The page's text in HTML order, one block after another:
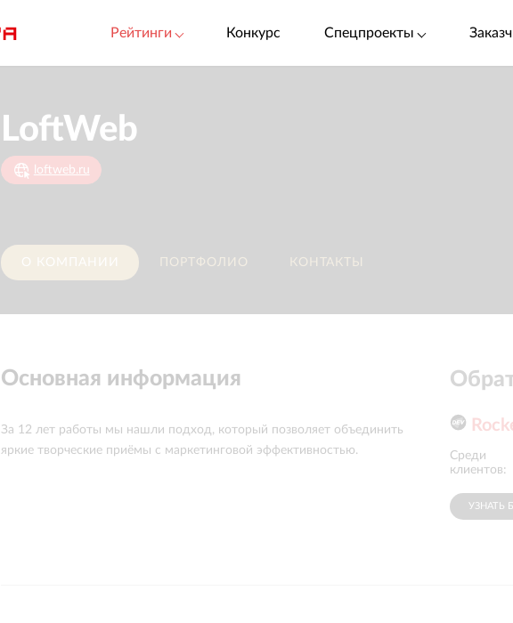
Рейтинги Конкурс Спецпроекты
LoftWeb
loftweb.ru
О КОМПАНИИ ПОРТФОЛИО КОНТАКТЫ
Основная информация
За 12 лет работы мы нашли подход, который позволяет объединить
яркие творческие приёмы с маркетинговой эффективностью.
Среди
клиентов:
Московские
Gloria Jeans
УЗНАТЬ